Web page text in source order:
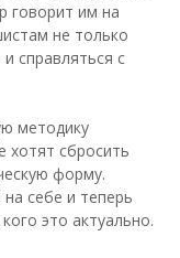
говорит им на
не только
справляться с
методику
хотят сбросить
форму.
себе и теперь
это актуально.